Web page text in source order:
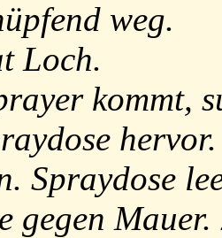
weg.
Loch.
kommt,
Spraydose
gegen